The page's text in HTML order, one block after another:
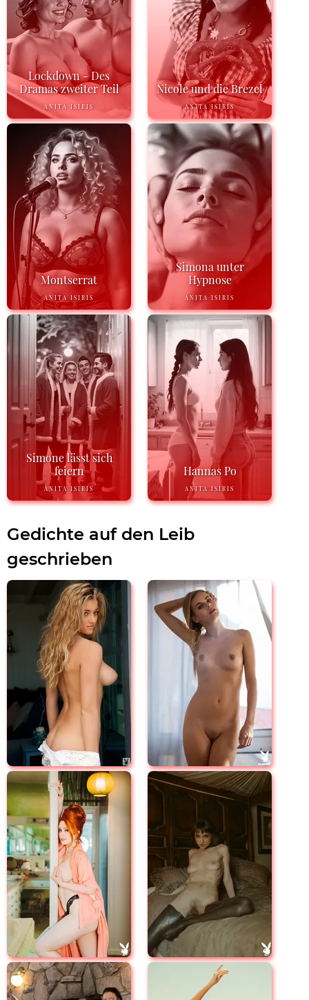
Lockdown - Des
Dramas zweiter Teil
ANITA ISIRIS
Nicole und die Brezel
ANITA ISIRIS
Montserrat
ANITA ISIRIS
Simona unter
Hypnose
ANITA ISIRIS
Simone lässt sich
feiern
ANITA ISIRIS
Hannas Po
ANITA ISIRIS
Gedichte auf den Leib
geschrieben